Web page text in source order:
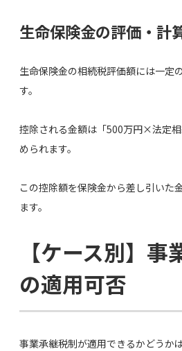
生命保険金の評価・計
生命保険金の相続税評価額には一定
す。
控除される金額は「500万円×法定
められます。
この控除額を保険金から差し引いた
ます。
【ケース別】事
の適用可否
事業承継税制が適用できるかどうか